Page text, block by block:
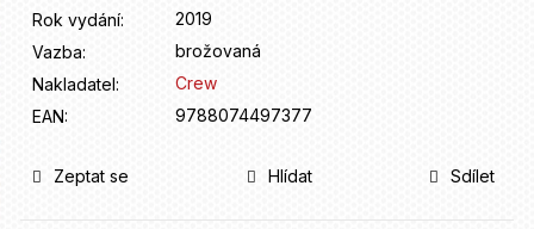
Rok vydání:
2019
Vazba:
brožovaná
Nakladatel:
Crew
EAN: 9788074497377
Zeptat se Hlídat Sdílet